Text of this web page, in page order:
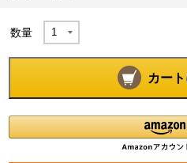
数量
カー